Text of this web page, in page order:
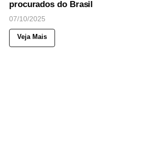
procurados do Brasil
07/10/2025
Veja Mais